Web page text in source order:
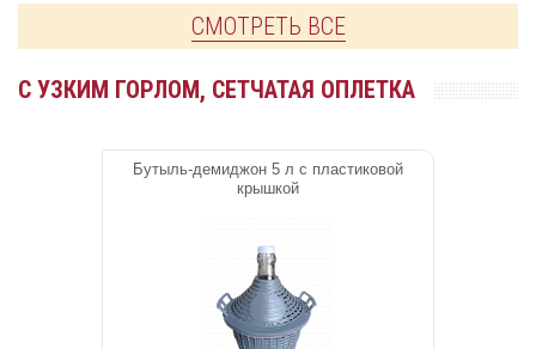
СМОТРЕТЬ ВСЕ
С УЗКИМ ГОРЛОМ, СЕТЧАТАЯ ОПЛЕТКА
Бутыль-демиджон 5 л с пластиковой
крышкой